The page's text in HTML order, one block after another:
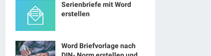
Serienbriefe mit Word
erstellen
Word Briefvorlage nach